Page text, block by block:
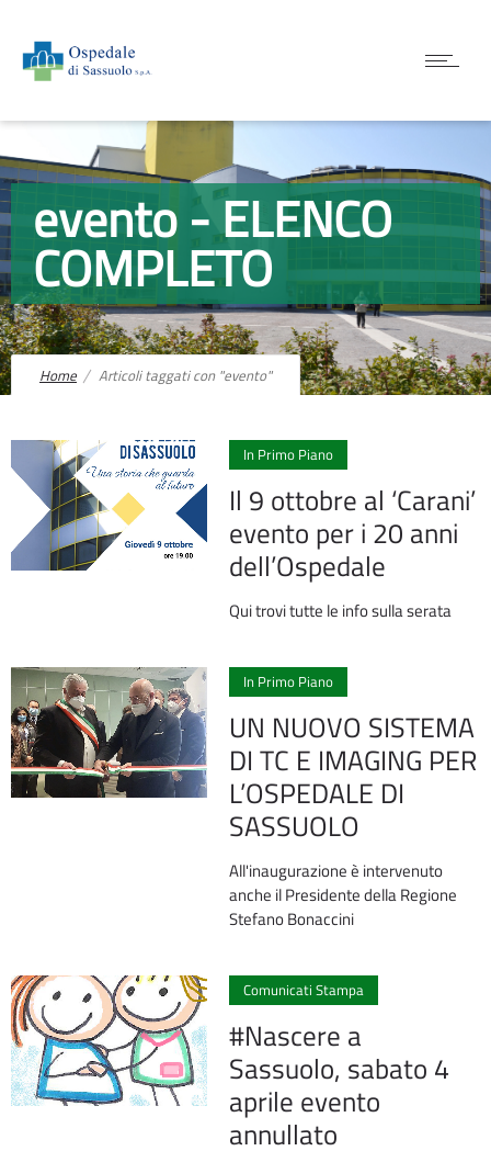
evento - ELENCO
COMPLETO
Home Articoli taggati con "evento"
In Primo Piano
Il 9 ottobre al ‘Carani’
evento per i 20 anni
dell’Ospedale
Qui trovi tutte le info sulla serata
In Primo Piano
UN NUOVO SISTEMA
DI TC E IMAGING PER
L’OSPEDALE DI
SASSUOLO
All'inaugurazione è intervenuto
anche il Presidente della Regione
Stefano Bonaccini
Comunicati Stampa
#Nascere a
Sassuolo, sabato 4
aprile evento
annullato